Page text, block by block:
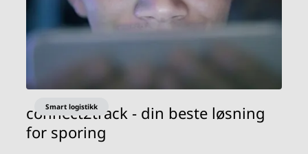
connect2track - din beste løsning
for sporing
Smart logistikk